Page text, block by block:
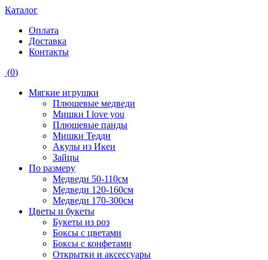
Каталог
Оплата
Доставка
Контакты
(0)
Мягкие игрушки
Плюшевые медведи
Мишки I love you
Плюшевые панды
Мишки Тедди
Акулы из Икеи
Зайцы
По размеру
Медведи 50-110см
Медведи 120-160см
Медведи 170-300см
Цветы и букеты
Букеты из роз
Боксы с цветами
Боксы с конфетами
Открытки и аксессуары